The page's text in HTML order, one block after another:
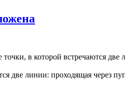
в которой встречаются
две линии: проходящая через